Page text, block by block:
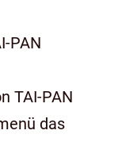
PAN
TAI-PAN
das